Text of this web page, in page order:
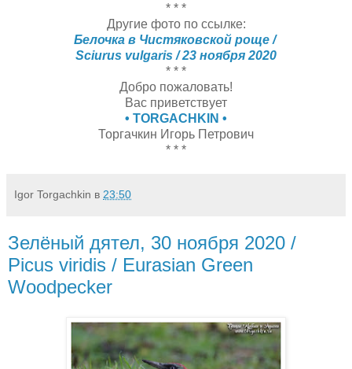
* * *
Другие фото по ссылке:
Белочка в Чистяковской роще /
Sciurus vulgaris / 23 ноября 2020
* * *
Добро пожаловать!
Вас приветствует
• TORGACHKIN •
Торгачкин Игорь Петрович
* * *
Igor Torgachkin в 23:50
Зелёный дятел, 30 ноября 2020 /
Picus viridis / Eurasian Green
Woodpecker